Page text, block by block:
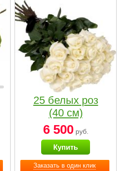
Заказать в один клик
25 белых роз
(40 см)
6 500руб.
Купить